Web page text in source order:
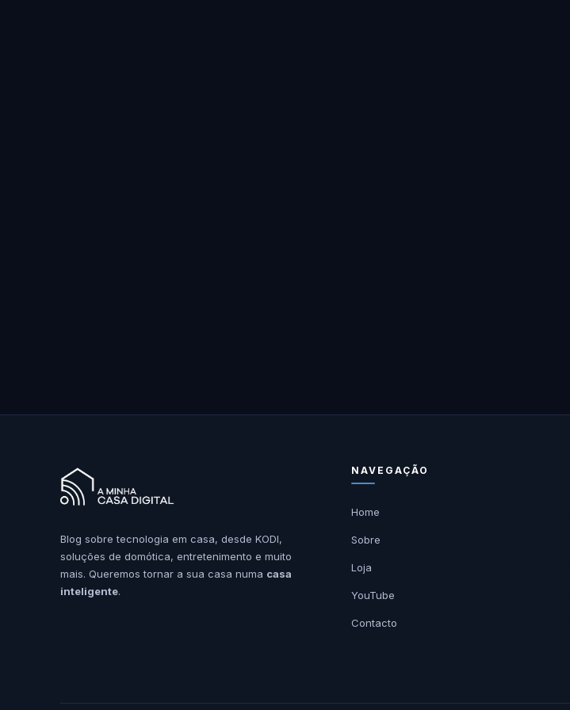
Blog sobre tecnologia em casa, desde KODI,
soluções de domótica, entretenimento e muito
mais. Queremos tornar a sua casa numa casa
inteligente.
NAVEGAÇÃO
Home
Sobre
Loja
YouTube
Contacto